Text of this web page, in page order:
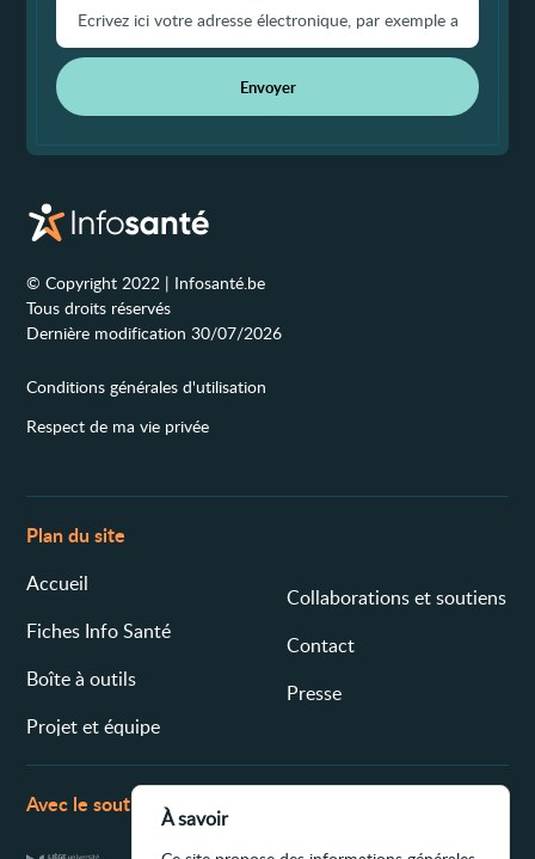
Envoyer
© Copyright 2022 | Infosanté.be
Tous droits réservés
Dernière modification 30/07/2026
Conditions générales d'utilisation
Respect de ma vie privée
Plan du site
Accueil
Fiches Info Santé
Boîte à outils
Projet et équipe
Collaborations et soutiens
Contact
Presse
Avec le soutien de
À savoir